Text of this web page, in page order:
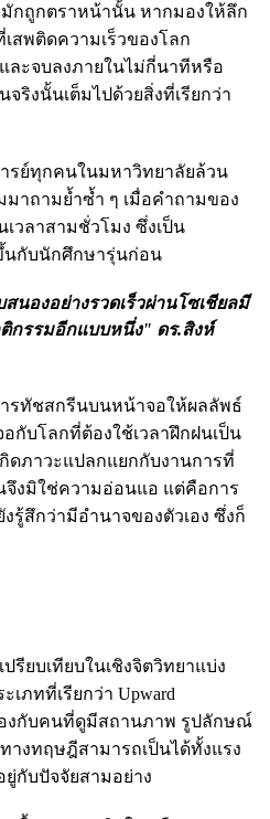
ถูกตราหน้านั้น หากมองให้ลึก
สพติดความเร็วของโลก
ละจบลงภายในไม่กี่นาทีหรือ
ริงนั้นเต็มไปด้วยสิ่งที่เรียกว่า
ารย์ทุกคนในมหาวิทยาลัยล้วน
าถามย้ำซ้ำ ๆ เมื่อคำถามของ
วลาสามชั่วโมง ซึ่งเป็น
นกับนักศึกษารุ่นก่อน
นองอย่างรวดเร็วผ่านโซเชียลมี
กรรมอีกแบบหนึ่ง" ดร.สิงห์
รทัชสกรีนบนหน้าจอให้ผลลัพธ์
กับโลกที่ต้องใช้เวลาฝึกฝนเป็น
กิดภาวะแปลกแยกกับงานการที่
จึงมิใช่ความอ่อนแอ แต่คือการ
รู้สึกว่ามีอำนาจของตัวเอง ซึ่งก็
รียบเทียบในเชิงจิตวิทยาแบ่ง
เภทที่เรียกว่า Upward
เองกับคนที่ดูมีสถานภาพ รูปลักษณ์
างทฤษฎีสามารถเป็นได้ทั้งแรง
กับปัจจัยสามอย่าง